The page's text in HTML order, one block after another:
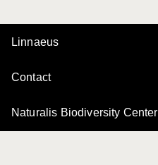
Linnaeus
Contact
Naturalis Biodiversity Center